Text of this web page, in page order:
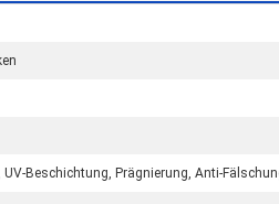
Beschichtung, Prägnierung, Anti-